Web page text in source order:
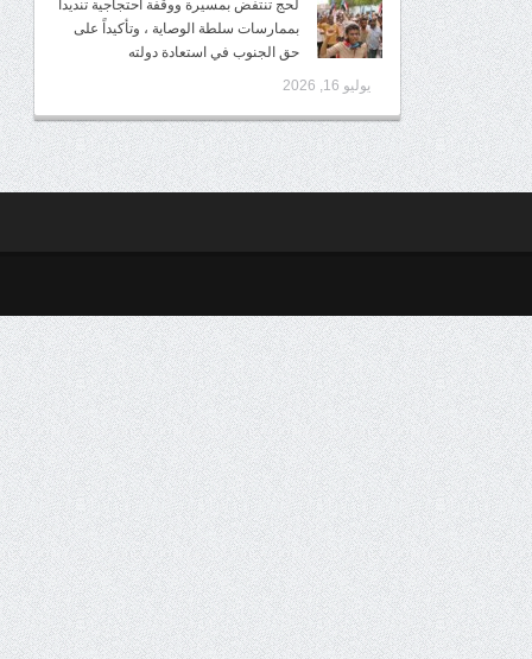
لحج تنتفض بمسيرة ووقفة احتجاجية تنديداً
بممارسات سلطة الوصاية ، وتأكيداً على
حق الجنوب في استعادة دولته
يوليو 16, 2026